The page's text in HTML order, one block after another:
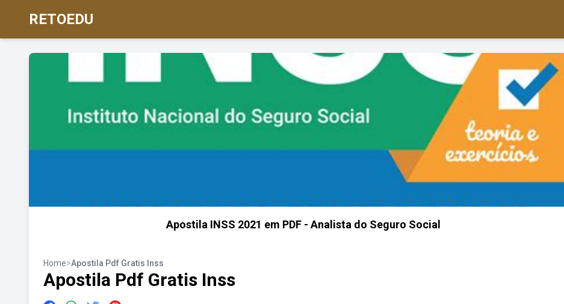
RETOEDU
Apostila INSS 2021 em PDF - Analista do Seguro Social
Home>Apostila Pdf Gratis Inss
Apostila Pdf Gratis Inss